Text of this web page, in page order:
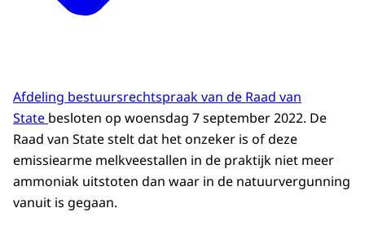
Afdeling bestuursrechtspraak van de Raad van
State besloten op woensdag 7 september 2022. De
Raad van State stelt dat het onzeker is of deze
emissiearme melkveestallen in de praktijk niet meer
ammoniak uitstoten dan waar in de natuurvergunning
vanuit is gegaan.